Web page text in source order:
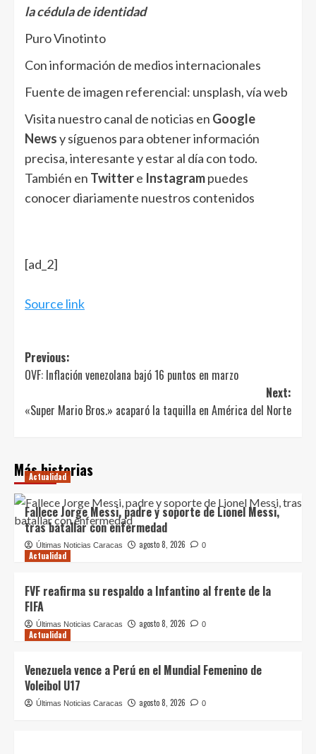
la cédula de identidad
Puro Vinotinto
Con información de medios internacionales
Fuente de imagen referencial: unsplash, vía web
Visita nuestro canal de noticias en Google
Newsy síguenos para obtener información
precisa, interesante y estar al día con todo.
También en Twittere Instagrampuedes
conocer diariamente nuestros contenidos
[ad_2]
Source link
Post
navigation
Previous:
OVF: Inflación venezolana bajó 16 puntos en marzo
Next:
«Super Mario Bros.» acaparó la taquilla en América del Norte
Más historias
Actualidad
Fallece Jorge Messi, padre y soporte de Lionel Messi,
tras batallar con enfermedad
Últimas Noticias Caracas agosto 8, 2026 0
Actualidad
FVF reafirma su respaldo a Infantino al frente de la
FIFA
Últimas Noticias Caracas agosto 8, 2026 0
Actualidad
Venezuela vence a Perú en el Mundial Femenino de
Voleibol U17
Últimas Noticias Caracas agosto 8, 2026 0